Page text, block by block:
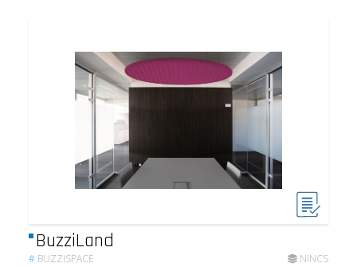
BuzziLand
# BUZZISPACE NINCS